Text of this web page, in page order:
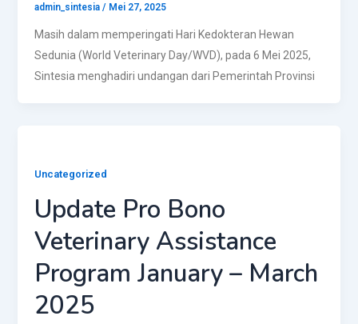
admin_sintesia / Mei 27, 2025
Masih dalam memperingati Hari Kedokteran Hewan
Sedunia (World Veterinary Day/WVD), pada 6 Mei 2025,
Sintesia menghadiri undangan dari Pemerintah Provinsi
Uncategorized
Update Pro Bono
Veterinary Assistance
Program January – March
2025​